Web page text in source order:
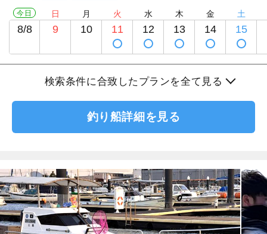
今日
8/8
日
9
月
10
火
11
水
12
木
13
金
14
土
15
検索条件に合致したプランを全て見る
釣り船詳細を見る